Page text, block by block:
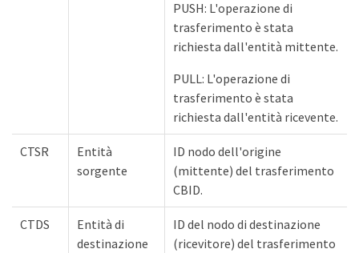
PUSH: L'operazione di
trasferimento è stata
richiesta dall'entità mittente.
PULL: L'operazione di
trasferimento è stata
richiesta dall'entità ricevente.
CTSR
Entità
sorgente
ID nodo dell'origine
(mittente) del trasferimento
CBID.
CTDS
Entità di
destinazione
ID del nodo di destinazione
(ricevitore) del trasferimento